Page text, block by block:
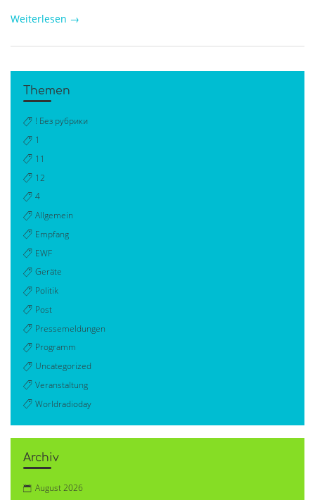
Weiterlesen →
Themen
! Без рубрики
1
11
12
4
Allgemein
Empfang
EWF
Geräte
Politik
Post
Pressemeldungen
Programm
Uncategorized
Veranstaltung
Worldradioday
Archiv
August 2026